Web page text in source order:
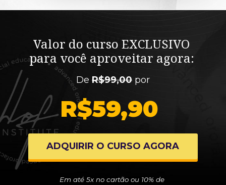
Valor do curso EXCLUSIVO
para você aproveitar agora:
ADQUIRIR O CURSO AGORA
R$59,90
Em até 5x no cartão ou 10% de
De R$99,00 por